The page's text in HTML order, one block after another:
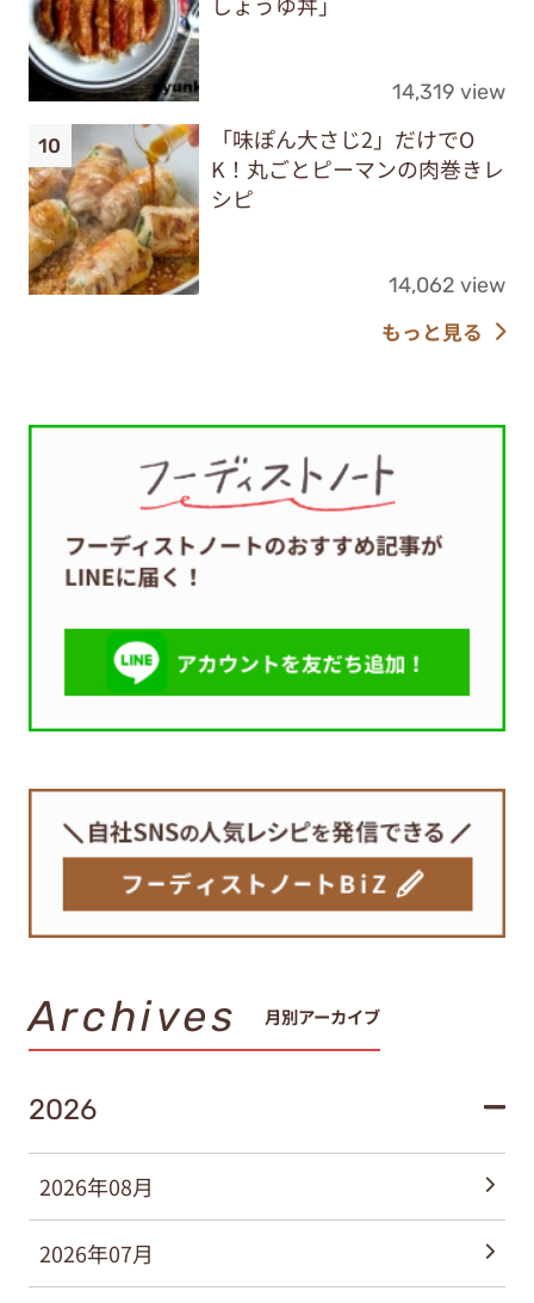
14,319 view
「味ぽん大さじ2」だけでO
K！丸ごとピーマンの肉巻きレ
シピ
14,062 view
もっと見る
Archives 月別アーカイブ
2026
2026年08月
2026年07月